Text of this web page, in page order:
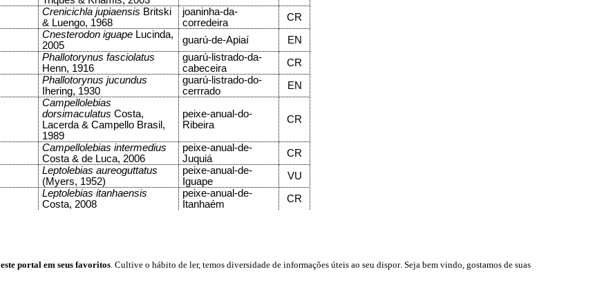
Crenicichla jupiaensis Britski
& Luengo, 1968
joaninha-da-
corredeira
CR
Cnesterodon iguape Lucinda,
2005
guarú-de-Apiaí
EN
Phallotorynus fasciolatus
Henn, 1916
guarú-listrado-da-
cabeceira
CR
Phallotorynus jucundus
Ihering, 1930
guarú-listrado-do-
cerrrado
EN
Campellolebias
dorsimaculatus Costa,
Lacerda & Campello Brasil,
1989
peixe-anual-do-
Ribeira
CR
Campellolebias intermedius
Costa & de Luca, 2006
peixe-anual-de-
Juquiá
CR
Leptolebias aureoguttatus
(Myers, 1952)
peixe-anual-de-
Iguape
VU
Leptolebias itanhaensis
Costa, 2008
peixe-anual-de-
Itanhaém
CR
portal em seus favoritos. Cultive o hábito de ler, temos diversidade de informações úteis ao seu dispor. Seja bem vindo, gostamos de suas